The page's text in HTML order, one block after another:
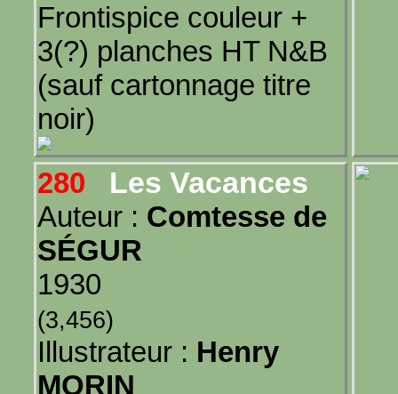
Frontispice couleur +
3(?) planches HT N&B
(sauf cartonnage titre
noir)
280
Les Vacances
Auteur : Comtesse de
SÉGUR
1930
(3,456)
Illustrateur : Henry
MORIN